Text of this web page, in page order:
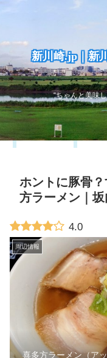
新川崎.jp｜新
“ちゃんと美味
ホントに豚骨
方ラーメン｜
4.0
周辺情報
喜多方ラーメン（ア